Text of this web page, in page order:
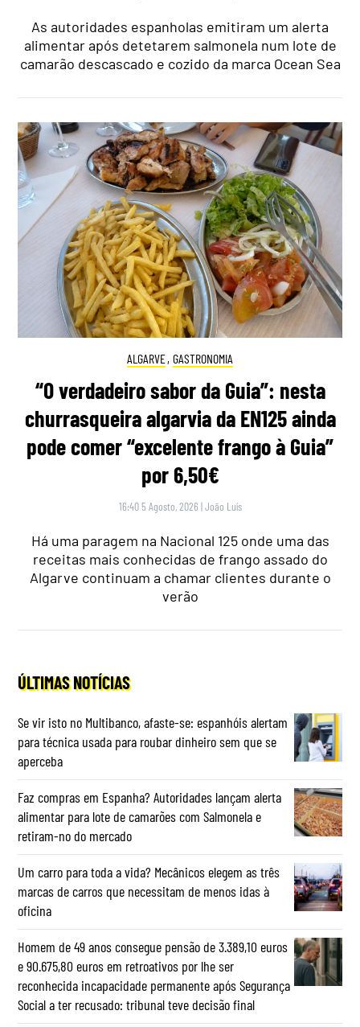
As autoridades espanholas emitiram um alerta
alimentar após detetarem salmonela num lote de
camarão descascado e cozido da marca Ocean Sea
ALGARVE, GASTRONOMIA
“O verdadeiro sabor da Guia”: nesta
churrasqueira algarvia da EN125 ainda
pode comer “excelente frango à Guia”
por 6,50€
16:40 5 Agosto, 2026 |João Luís
Há uma paragem na Nacional 125 onde uma das
receitas mais conhecidas de frango assado do
Algarve continuam a chamar clientes durante o
verão
ÚLTIMAS NOTÍCIAS
Se vir isto no Multibanco, afaste-se: espanhóis alertam
para técnica usada para roubar dinheiro sem que se
aperceba
Faz compras em Espanha? Autoridades lançam alerta
alimentar para lote de camarões com Salmonela e
retiram-no do mercado
Um carro para toda a vida? Mecânicos elegem as três
marcas de carros que necessitam de menos idas à
oficina
Homem de 49 anos consegue pensão de 3.389,10 euros
e 90.675,80 euros em retroativos por lhe ser
reconhecida incapacidade permanente após Segurança
Social a ter recusado: tribunal teve decisão final